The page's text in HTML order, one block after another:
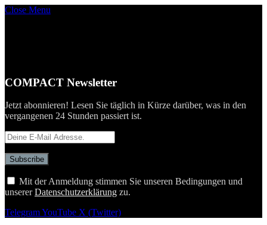
Close Menu
COMPACT Newsletter
Jetzt abonnieren! Lesen Sie täglich in Kürze darüber, was in den
vergangenen 24 Stunden passiert ist.
Mit der Anmeldung stimmen Sie unseren Bedingungen und
unsererDatenschutzerklärung zu.
TelegramYouTube X (Twitter)